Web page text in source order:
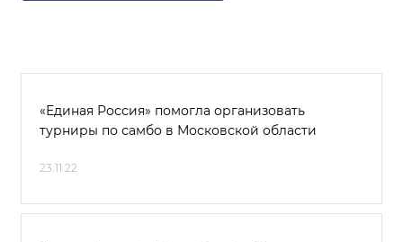
«Единая Россия» помогла организовать
турниры по самбо в Московской области
23.11.22